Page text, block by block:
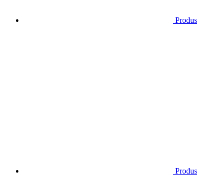
Produs
Produs